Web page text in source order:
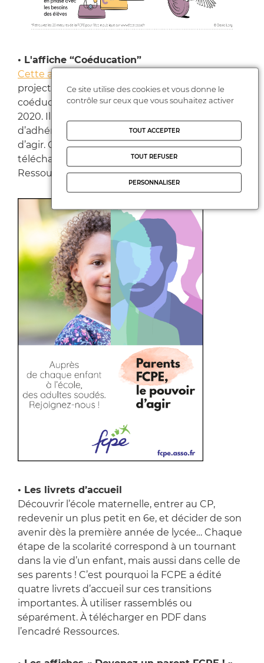
• L'affiche “Coéducation”
Cette affiche
projecteur sur la nécessité de renforcer la
coéducation, mise à mal par la crise sanitaire de
2020. Il s’agit de convaincre les parents
d’adhérer à la FCPE pour renforcer leur pouvoir
d’agir. Quatre affiches sont disponibles. À
télécharger au format PDF dans l’encadré
Ressources.
• Les livrets d’accueil
Découvrir l’école maternelle, entrer au CP,
redevenir un plus petit en 6e, et décider de son
avenir dès la première année de lycée… Chaque
étape de la scolarité correspond à un tournant
dans la vie d’un enfant, mais aussi dans celle de
ses parents ! C’est pourquoi la FCPE a édité
quatre livrets d’accueil sur ces transitions
importantes. À utiliser rassemblés ou
séparément. À télécharger en PDF dans
l’encadré Ressources.
Ce site utilise des cookies et vous donne le
contrôle sur ceux que vous souhaitez activer
TOUT ACCEPTER
TOUT REFUSER
PERSONNALISER